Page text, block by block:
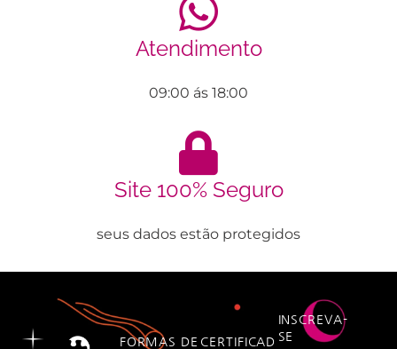
Atendimento
09:00 ás 18:00
Site 100% Seguro
seus dados estão protegidos
FORMAS DE CERTIFICAD
INSCREVA-
SE